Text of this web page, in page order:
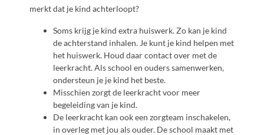
merkt dat je kind achterloopt?
Soms krijg je kind extra huiswerk. Zo kan je kind
de achterstand inhalen. Je kunt je kind helpen met
het huiswerk. Houd daar contact over met de
leerkracht. Als school en ouders samenwerken,
ondersteun je je kind het beste.
Misschien zorgt de leerkracht voor meer
begeleiding van je kind.
De leerkracht kan ook een zorgteam inschakelen,
in overleg met jou als ouder. De school maakt met